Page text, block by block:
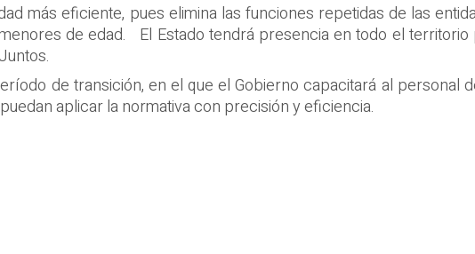
más eficiente, pues elimina las funciones repetidas de las
de edad. El Estado tendrá presencia en todo el
de transición, en el que el Gobierno capacitará al personal
aplicar la normativa con precisión y eficiencia.